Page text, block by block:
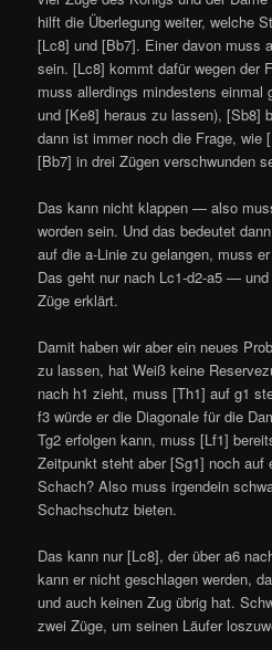
hilft die Überlegung weiter, welche
[Lc8] und [Bb7]. Einer davon muss
sein. [Lc8] kommt dafür wegen der
muss allerdings mindestens einmal
und [Ke8] heraus zu lassen), [Sb8]
dann ist immer noch die Frage, wie
[Bb7] in drei Zügen verschwunden
Das kann nicht klappen — also
worden sein. Und das bedeutet
auf die a-Linie zu gelangen, muss
Das geht nur nach Lc1-d2-a5 —
Züge erklärt.
Damit haben wir aber ein neues
zu lassen, hat Weiß keine
nach h1 zieht, muss [Th1] auf g1
f3 würde er die Diagonale für die
Tg2 erfolgen kann, muss [Lf1]
Zeitpunkt steht aber [Sg1] noch
Schach? Also muss irgendein
Schachschutz bieten.
Das kann nur [Lc8], der über a6
kann er nicht geschlagen werden,
und auch keinen Zug übrig hat.
zwei Züge, um seinen Läufer